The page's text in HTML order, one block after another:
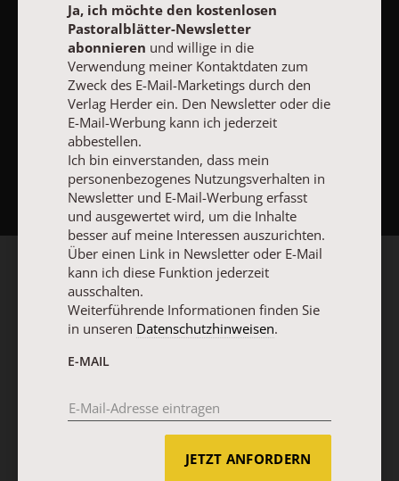
NACH OBEN
Ja, ich möchte den kostenlosen
Pastoralblätter-Newsletter
abonnieren und willige in die
Verwendung meiner Kontaktdaten zum
Zweck des E-Mail-Marketings durch den
Verlag Herder ein. Den Newsletter oder die
E-Mail-Werbung kann ich jederzeit
abbestellen.
Ich bin einverstanden, dass mein
personenbezogenes Nutzungsverhalten in
Newsletter und E-Mail-Werbung erfasst
und ausgewertet wird, um die Inhalte
besser auf meine Interessen auszurichten.
Über einen Link in Newsletter oder E-Mail
kann ich diese Funktion jederzeit
ausschalten.
Weiterführende Informationen finden Sie
in unseren Datenschutzhinweisen.
E-MAIL
JETZT ANFORDERN